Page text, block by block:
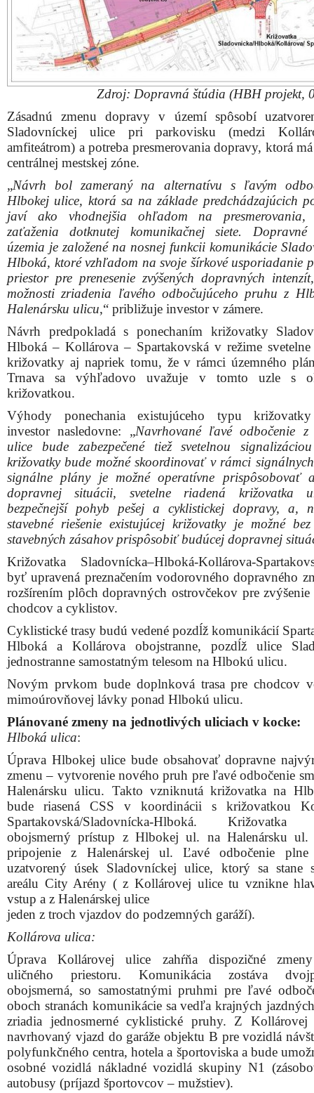
Zdroj: Dopravná štúdia (HBH projekt,
Zásadnú zmenu dopravy v území spôsobí
Sladovníckej ulice pri parkovisku (medzi
amfiteátrom) a potreba presmerovania dopravy, ktorá
centrálnej mestskej zóne.
„Návrh bol zameraný na alternatívu s ľavým
Hlbokej ulice, ktorá sa na základe predchádzajúcich
javí ako vhodnejšia ohľadom na
zaťaženia dotknutej komunikačnej siete. Dopravné
územia je založené na nosnej funkcii komunikácie
Hlboká, ktoré vzhľadom na svoje šírkové usporiadanie
priestor pre prenesenie zvýšených dopravných
možnosti zriadenia ľavého odbočujúceho pruhu z
Halenársku ulicu,“ približuje investor v zámere.
Návrh predpokladá s ponechaním križovatky
Hlboká – Kollárova – Spartakovská v režime svetelne
križovatky aj napriek tomu, že v rámci územného
Trnava sa výhľadovo uvažuje v tomto uzle s
križovatkou.
Výhody ponechania existujúceho typu
investor nasledovne: „Navrhované ľavé odbočenie z
ulice bude zabezpečené tiež svetelnou
križovatky bude možné skoordinovať v rámci
signálne plány je možné operatívne prispôsobovať
dopravnej situácii, svetelne riadená križovatka
bezpečnejší pohyb pešej a cyklistickej dopravy, a,
stavebné riešenie existujúcej križovatky je možné
stavebných zásahov prispôsobiť budúcej dopravnej
Križovatka Sladovnícka–Hlboká-Kollárova-
byť upravená preznačením vodorovného dopravného
rozšírením plôch dopravných ostrovčekov pre zvýšenie
chodcov a cyklistov.
Cyklistické trasy budú vedené pozdĺž komunikácií
Hlboká a Kollárova obojstranne, pozdĺž ulice
jednostranne samostatným telesom na Hlbokú ulicu.
Novým prvkom bude doplnková trasa pre chodcov
mimoúrovňovej lávky ponad Hlbokú ulicu.
Plánované zmeny na jednotlivých uliciach v kocke:
Hlboká ulica:
Úprava Hlbokej ulice bude obsahovať dopravne
zmenu – vytvorenie nového pruh pre ľavé odbočenie
Halenársku ulicu. Takto vzniknutá križovatka na
bude riasená CSS v koordinácii s križovatkou
Spartakovská/Sladovnícka-Hlboká. Križovatka
obojsmerný prístup z Hlbokej ul. na Halenársku ul.
pripojenie z Halenárskej ul. Ľavé odbočenie plne
uzatvorený úsek Sladovníckej ulice, ktorý sa stane
areálu City Arény ( z Kollárovej ulice tu vznikne
vstup a z Halenárskej ulice
jeden z troch vjazdov do podzemných garáží).
Kollárova ulica:
Úprava Kollárovej ulice zahŕňa dispozičné
uličného priestoru. Komunikácia zostáva
obojsmerná, so samostatnými pruhmi pre ľavé
oboch stranách komunikácie sa vedľa krajných
zriadia jednosmerné cyklistické pruhy. Z
navrhovaný vjazd do garáže objektu B pre vozidlá
polyfunkčného centra, hotela a športoviska a bude
osobné vozidlá nákladné vozidlá skupiny N1
autobusy (príjazd športovcov – mužstiev).